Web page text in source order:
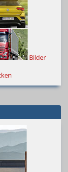
Bilder